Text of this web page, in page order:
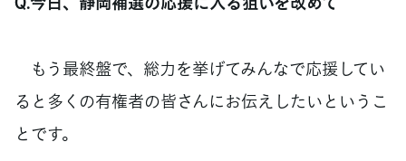
もう最終盤で、総力を挙げてみんなで応援してい
ると多くの有権者の皆さんにお伝えしたいというこ
とです。